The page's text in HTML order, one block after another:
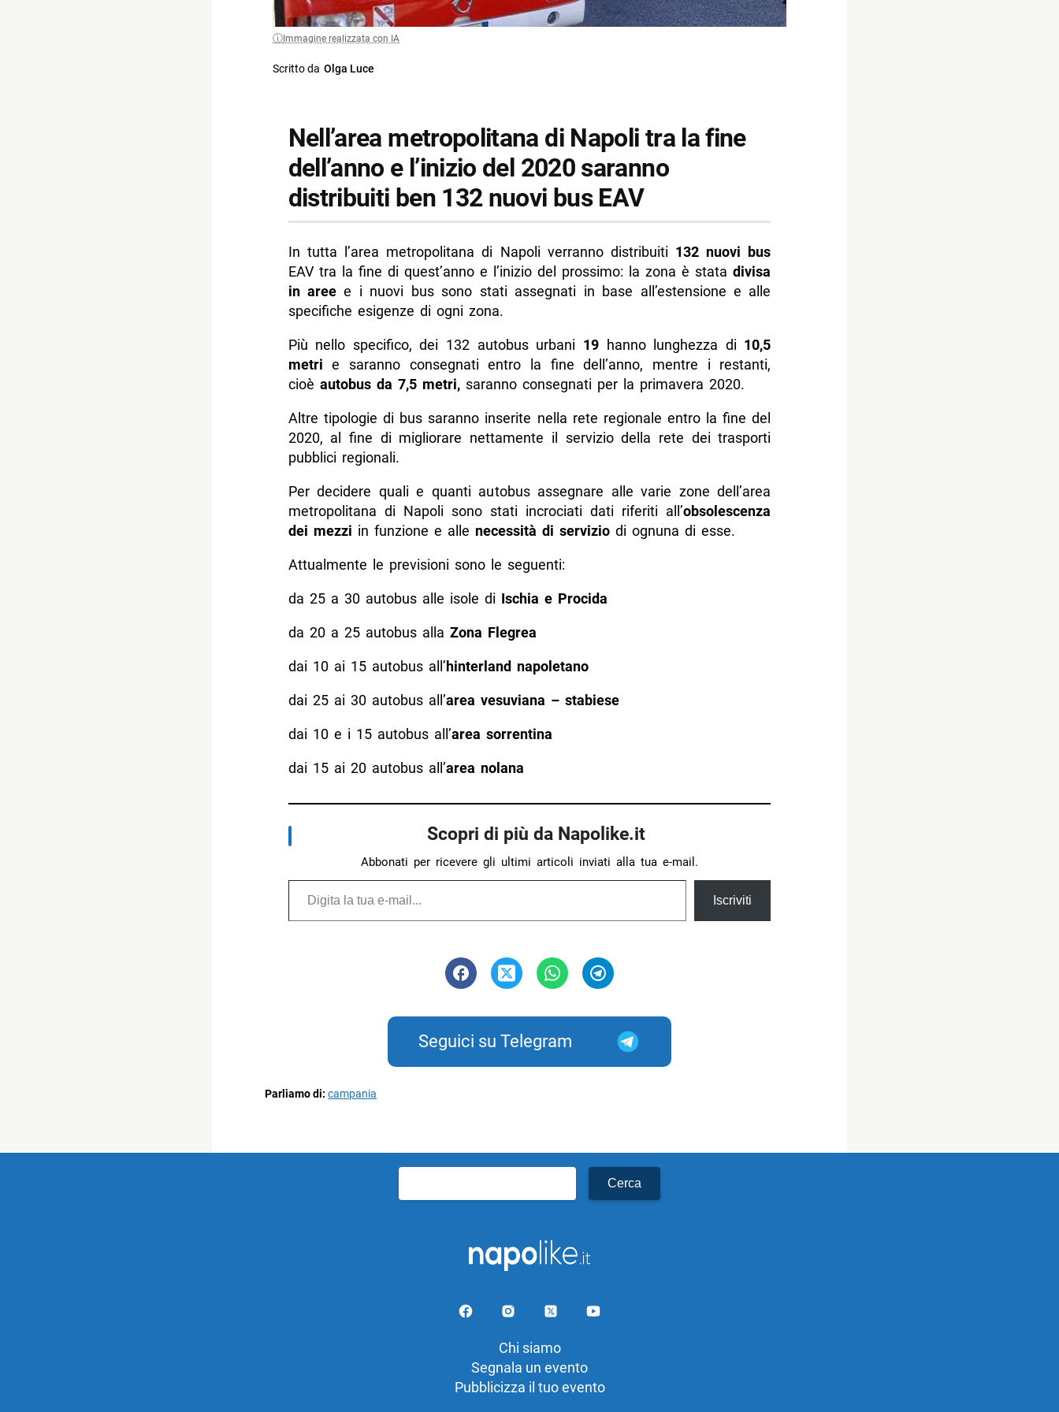
Immagine realizzata con IA
Scritto da Olga Luce
Nell’area metropolitana di Napoli tra la fine
dell’anno e l’inizio del 2020 saranno
distribuiti ben 132 nuovi bus EAV
In tutta l’area metropolitana di Napoli verranno distribuiti 132 nuovi bus
EAV tra la fine di quest’anno e l’inizio del prossimo: la zona è statadivisa
in areee i nuovi bus sono stati assegnati in base all’estensione e alle
specifiche esigenze di ogni zona.
Più nello specifico, dei 132 autobus urbani 19 hanno lunghezza di 10,5
metrie saranno consegnati entro la fine dell’anno, mentre i restanti,
cioè autobus da 7,5 metri, saranno consegnati per la primavera 2020.
Altre tipologie di bus saranno inserite nella rete regionale entro la fine del
2020, al fine di migliorare nettamente il servizio della rete dei trasporti
pubblici regionali.
Per decidere quali e quanti autobus assegnare alle varie zone dell’area
metropolitana di Napoli sono stati incrociati dati riferiti all’obsolescenza
dei mezzi in funzione e alle necessità di servizio di ognuna di esse.
Attualmente le previsioni sono le seguenti:
da 25 a 30 autobus alle isole di Ischia e Procida
da 20 a 25 autobus alla Zona Flegrea
dai 10 ai 15 autobus all’hinterland napoletano
dai 25 ai 30 autobus all’area vesuviana – stabiese
dai 10 e i 15 autobus all’area sorrentina
dai 15 ai 20 autobus all’area nolana
Scopri di più da Napolike.it
Abbonati per ricevere gli ultimi articoli inviati alla tua e-mail.
Digita la tua e-mail...
Iscriviti
Seguici su Telegram
Parliamo di: campania
per:
Chi siamo
Segnala un evento
Pubblicizza il tuo evento